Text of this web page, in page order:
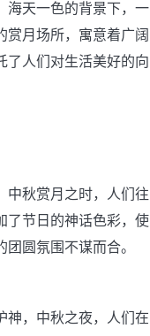
海天一色的背景下，一
赏月场所，寓意着广阔
了人们对生活美好的向
中秋赏月之时，人们往
了节日的神话色彩，使
圆氛围不谋而合。
神，中秋之夜，人们在